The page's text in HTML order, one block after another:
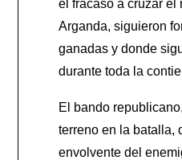
el fracaso a cruzar el
Arganda, siguieron
ganadas y donde
durante toda la
El bando
terreno en la batalla,
envolvente del